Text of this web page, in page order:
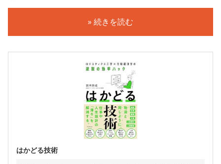
» 続きを読む
はかどる技術